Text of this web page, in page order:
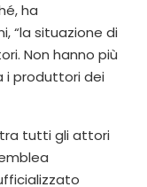
ha
“la situazione di
Non hanno più
i produttori dei
tra tutti gli attori